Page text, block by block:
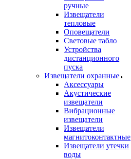
ручные
Извещатели
тепловые
Оповещатели
Световые табло
Устройства
дистанционного
пуска
Извещатели охранные
Аксессуары
Акустические
извещатели
Вибрационные
извещатели
Извещатели
магнитоконтактные
Извещатели утечки
воды